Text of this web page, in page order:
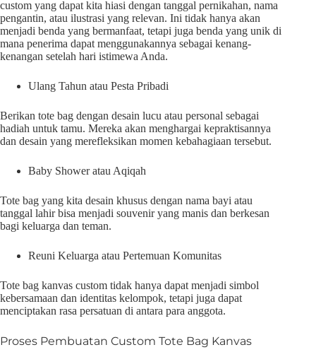
custom yang dapat kita hiasi dengan tanggal pernikahan, nama
pengantin, atau ilustrasi yang relevan. Ini tidak hanya akan
menjadi benda yang bermanfaat, tetapi juga benda yang unik di
mana penerima dapat menggunakannya sebagai kenang-
kenangan setelah hari istimewa Anda.
Ulang Tahun atau Pesta Pribadi
Berikan tote bag dengan desain lucu atau personal sebagai
hadiah untuk tamu. Mereka akan menghargai kepraktisannya
dan desain yang merefleksikan momen kebahagiaan tersebut.
Baby Shower atau Aqiqah
Tote bag yang kita desain khusus dengan nama bayi atau
tanggal lahir bisa menjadi souvenir yang manis dan berkesan
bagi keluarga dan teman.
Reuni Keluarga atau Pertemuan Komunitas
Tote bag kanvas custom tidak hanya dapat menjadi simbol
kebersamaan dan identitas kelompok, tetapi juga dapat
menciptakan rasa persatuan di antara para anggota.
Proses Pembuatan Custom Tote Bag Kanvas